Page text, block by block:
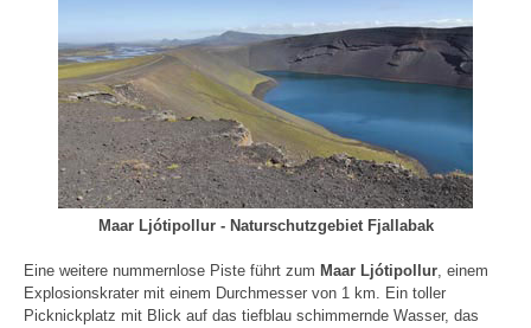
Maar Ljótipollur - Naturschutzgebiet Fjallabak
Eine weitere nummernlose Piste führt zum Maar Ljótipollur, einem
Explosionskrater mit einem Durchmesser von 1 km. Ein toller
Picknickplatz mit Blick auf das tiefblau schimmernde Wasser, das